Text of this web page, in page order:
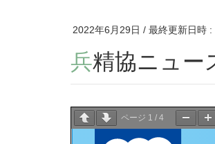
2022年6月29日 / 最終更新日時 :
兵精協ニュ
ページ 1 / 4